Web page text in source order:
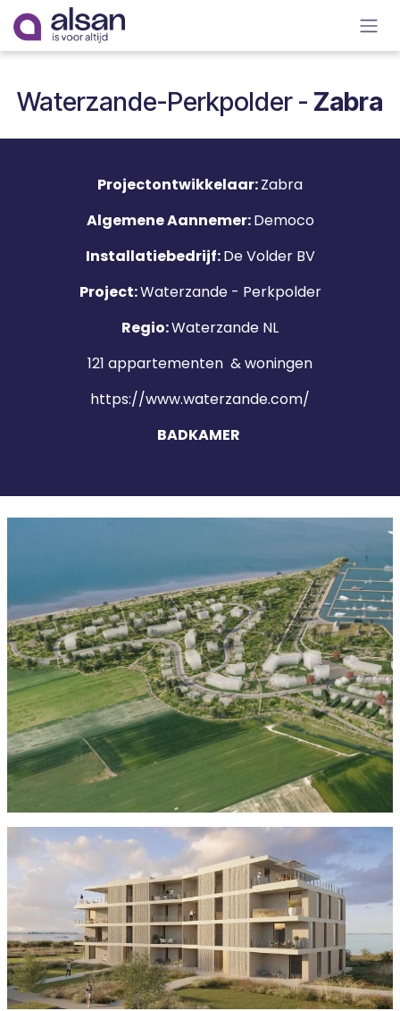
Overslaan naar inhoud
Waterzande-Perkpolder - Zabra
Projectontwikkelaar:Zabra
Algemene Aannemer:Democo
Installatiebedrijf:De Volder BV
Project:Waterzande - Perkpolder
Regio:Waterzande NL
121 appartementen & woningen
https://www.waterzande.com/
BADKAMER